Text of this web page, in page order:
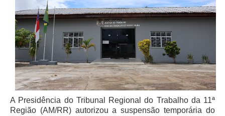
Juízes Substitutos
Diretores
Comitês
Comitê Gestor Regional do PJe
Comitê Gestor Regional do e-Gestão e de Tabelas
Processuais Unificadas
Comitê do Datajud
A Presidência do Tribunal Regional do Trabalho da 11ª
Região (AM/RR) autorizou a suspensão temporária do